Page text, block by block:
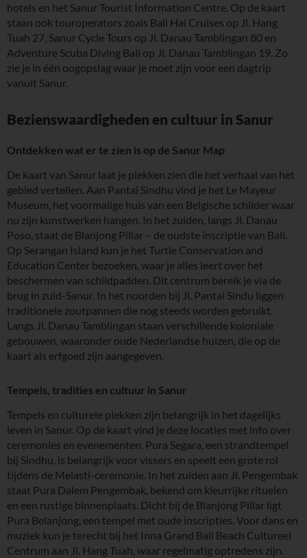
hotels en het Sanur Tourist Information Centre. Op de kaart
staan ook touroperators zoals Bali Hai Cruises op Jl. Hang
Tuah 27, Sanur Cycle Tours op Jl. Danau Tamblingan 80 en
Adventure Scuba Diving Bali op Jl. Danau Tamblingan 19. Zo
zie je in één oogopslag waar je moet zijn voor een dagtrip
vanuit Sanur.
Bezienswaardigheden en cultuur in Sanur
Ontdekken wat er te zien is op de Sanur Map
De kaart van Sanur laat je plekken zien die het verhaal van het
gebied vertellen. Aan Pantai Sindhu vind je het Le Mayeur
Museum, het voormalige huis van een Belgische schilder waar
nu zijn kunstwerken hangen. In het zuiden, langs Jl. Danau
Poso, staat de Blanjong Pillar – de oudste inscriptie van Bali.
Op Serangan Island kun je het Turtle Conservation and
Education Center bezoeken, waar je alles leert over het
beschermen van schildpadden. Dit centrum bereik je via de
brug in zuid-Sanur. In het noorden bij Jl. Pantai Sindu liggen
traditionele zoutpannen die nog steeds worden gebruikt.
Langs Jl. Danau Tamblingan staan verschillende koloniale
gebouwen, waaronder oude Nederlandse huizen, die op de
kaart als erfgoed zijn aangegeven.
Tempels, tradities en cultuur in Sanur
Tempels en culturele plekken zijn belangrijk in het dagelijks
leven in Sanur. Op de kaart vind je deze locaties met info over
ceremonies en evenementen. Pura Segara, een strandtempel
bij Sindhu, is belangrijk voor vissers en speelt een grote rol
tijdens de Melasti-ceremonie. In het zuiden aan Jl. Pengembak
staat Pura Dalem Pengembak, bekend om kleurrijke rituelen
en een rustige binnenplaats. Dicht bij de Blanjong Pillar ligt
Pura Belanjong, een tempel met oude inscripties. Voor dans en
muziek kun je terecht bij het Inna Grand Bali Beach Cultureel
Centrum aan Jl. Hang Tuah, waar regelmatig optredens zijn.